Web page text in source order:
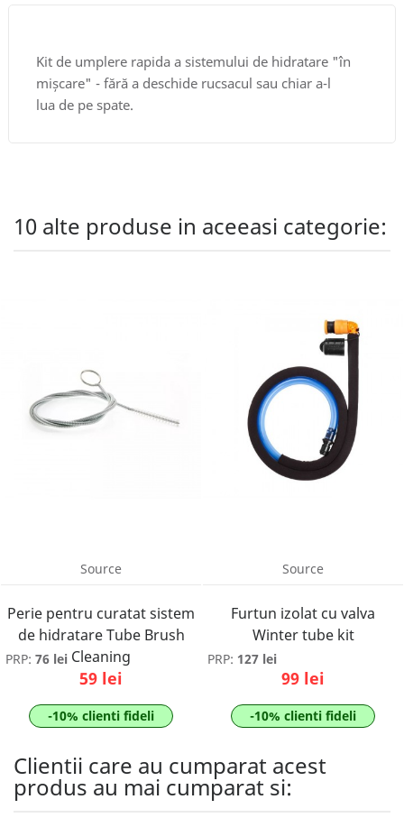
Kit de umplere rapida a sistemului de hidratare "în
mișcare" - fără a deschide rucsacul sau chiar a-l
lua de pe spate.
10 alte produse in aceeasi categorie:
Source
Perie pentru curatat sistem
de hidratare Tube Brush
Cleaning
PRP: 76 lei
59 lei
-10% clienti fideli
Source
Furtun izolat cu valva
Winter tube kit
PRP: 127 lei
99 lei
-10% clienti fideli
Clientii care au cumparat acest
produs au mai cumparat si: